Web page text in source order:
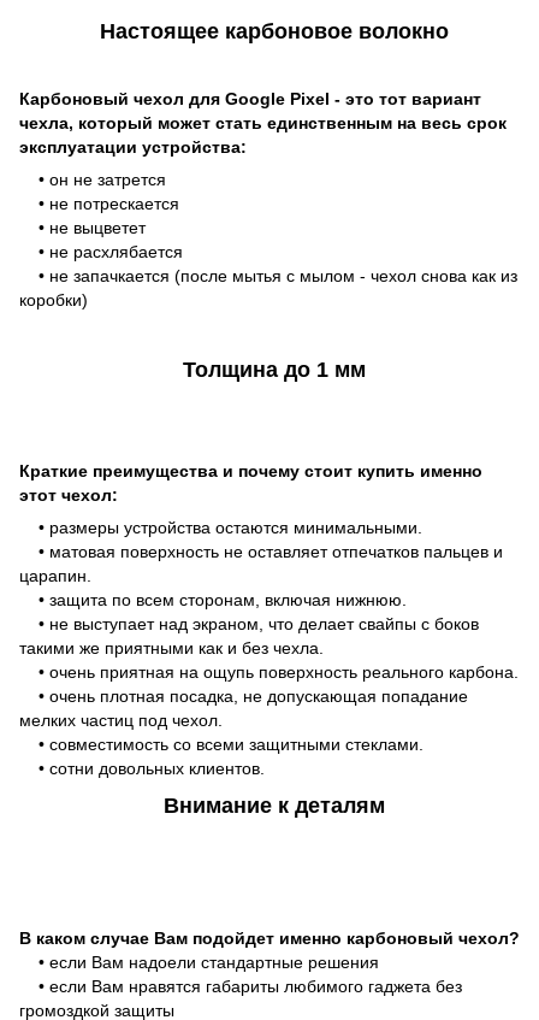
Настоящее карбоновое волокно
Карбоновый чехол для Google Pixel - это тот вариант
чехла, который может стать единственным на весь срок
эксплуатации устройства:
• он не затрется
• не потрескается
• не выцветет
• не расхлябается
• не запачкается (после мытья с мылом - чехол снова как из
коробки)
Толщина до 1 мм
Краткие преимущества и почему стоит купить именно
этот чехол:
• размеры устройства остаются минимальными.
• матовая поверхность не оставляет отпечатков пальцев и
царапин.
• защита по всем сторонам, включая нижнюю.
• не выступает над экраном, что делает свайпы с боков
такими же приятными как и без чехла.
• очень приятная на ощупь поверхность реального карбона.
• очень плотная посадка, не допускающая попадание
мелких частиц под чехол.
• совместимость со всеми защитными стеклами.
• сотни довольных клиентов.
Внимание к деталям
В каком случае Вам подойдет именно карбоновый чехол?
• если Вам надоели стандартные решения
• если Вам нравятся габариты любимого гаджета без
громоздкой защиты